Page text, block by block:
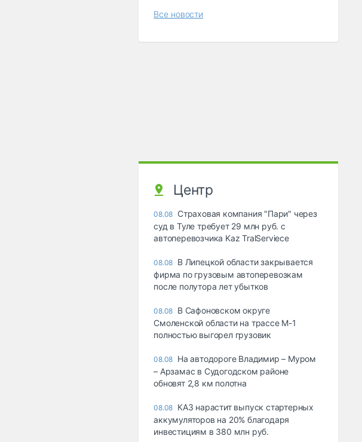
Все новости
Центр
08.08 Страховая компания "Пари" через
суд в Туле требует 29 млн руб. с
автоперевозчика Kaz TralServiece
08.08 В Липецкой области закрывается
фирма по грузовым автоперевозкам
после полутора лет убытков
08.08 В Сафоновском округе
Смоленской области на трассе М-1
полностью выгорел грузовик
08.08 На автодороге Владимир – Муром
– Арзамас в Судогодском районе
обновят 2,8 км полотна
08.08 КАЗ нарастит выпуск стартерных
аккумуляторов на 20% благодаря
инвестициям в 380 млн руб.